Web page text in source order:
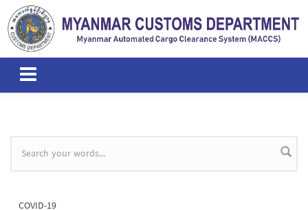
Skip to main content
Search form
COVID-19